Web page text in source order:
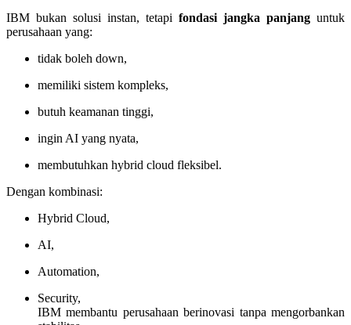
IBM bukan solusi instan, tetapi fondasi jangka panjang untuk
perusahaan yang:
tidak boleh down,
memiliki sistem kompleks,
butuh keamanan tinggi,
ingin AI yang nyata,
membutuhkan hybrid cloud fleksibel.
Dengan kombinasi:
Hybrid Cloud,
AI,
Automation,
Security,
IBM membantu perusahaan berinovasi tanpa mengorbankan